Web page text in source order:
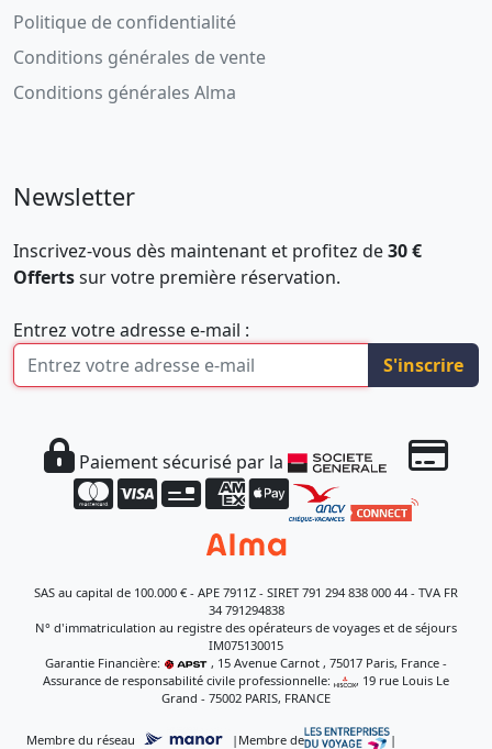
Politique de confidentialité
Conditions générales de vente
Conditions générales Alma
Newsletter
Inscrivez-vous dès maintenant et profitez de30 €
Offertssur votre première réservation.
Entrez votre adresse e-mail :
S'inscrire
Paiement sécurisé par la
SAS au capital de 100.000 € - APE 7911Z - SIRET 791 294 838 000 44 - TVA FR
34 791294838
N° d'immatriculation au registre des opérateurs de voyages et de séjours
IM075130015
Garantie Financière:
, 15 Avenue Carnot , 75017 Paris, France -
Assurance de responsabilité civile professionnelle:
, 19 rue Louis Le
Grand - 75002 PARIS, FRANCE
Membre du réseau | Membre de |